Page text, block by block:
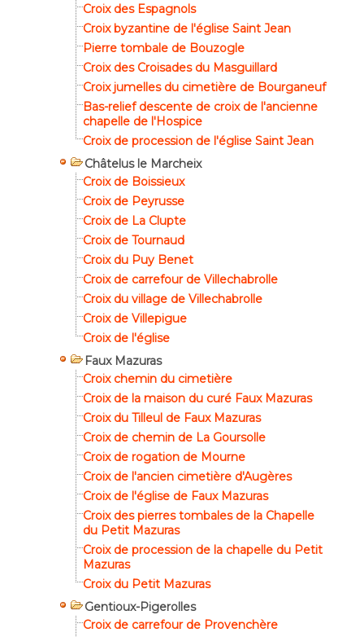
Croix des Espagnols
Croix byzantine de l'église Saint Jean
Pierre tombale de Bouzogle
Croix des Croisades du Masguillard
Croix jumelles du cimetière de Bourganeuf
Bas-relief descente de croix de l'ancienne
chapelle de l'Hospice
Croix de procession de l'église Saint Jean
Châtelus le Marcheix
Croix de Boissieux
Croix de Peyrusse
Croix de La Clupte
Croix de Tournaud
Croix du Puy Benet
Croix de carrefour de Villechabrolle
Croix du village de Villechabrolle
Croix de Villepigue
Croix de l'église
Faux Mazuras
Croix chemin du cimetière
Croix de la maison du curé Faux Mazuras
Croix du Tilleul de Faux Mazuras
Croix de chemin de La Goursolle
Croix de rogation de Mourne
Croix de l'ancien cimetière d'Augères
Croix de l'église de Faux Mazuras
Croix des pierres tombales de la Chapelle
du Petit Mazuras
Croix de procession de la chapelle du Petit
Mazuras
Croix du Petit Mazuras
Gentioux-Pigerolles
Croix de carrefour de Provenchère